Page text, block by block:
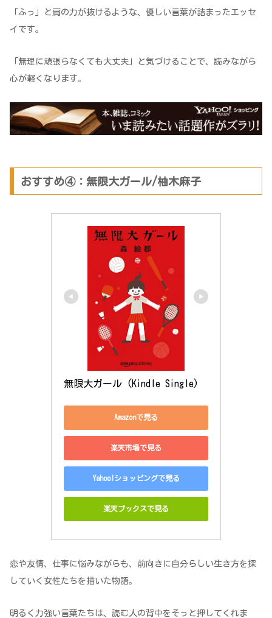
「ふっ」と肩の力が抜けるような、優しい言葉が詰まったエッセ
イです。
「無理に頑張らなくても大丈夫」と気づけることで、読みながら
心が軽くなります。
おすすめ④：無限大ガール/柚木麻子
無限大ガール (Kindle Single)
Amazonで見る
楽天市場で見る
Yahoo!ショッピングで見る
楽天ブックスで見る
恋や友情、仕事に悩みながらも、前向きに自分らしい生き方を探
していく女性たちを描いた物語。
明るく力強い言葉たちは、読む人の背中をそっと押してくれま